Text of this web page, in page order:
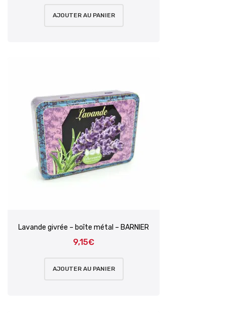
AJOUTER AU PANIER
Lavande givrée – boîte métal – BARNIER
9,15€
AJOUTER AU PANIER